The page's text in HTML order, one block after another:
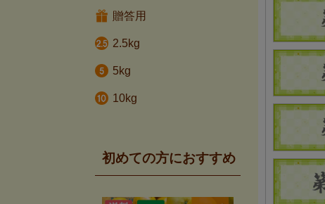
贈答用
2.5kg
5kg
10kg
初めての方におすすめ